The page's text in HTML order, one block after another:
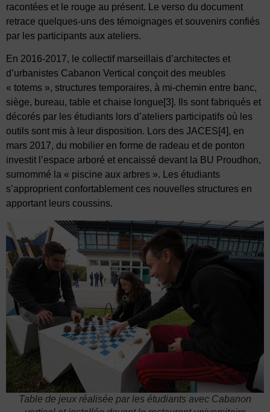
racontées et le rouge au présent. Le verso du document
retrace quelques-uns des témoignages et souvenirs confiés
par les participants aux ateliers.
En 2016-2017, le collectif marseillais d’architectes et
d’urbanistes Cabanon Vertical conçoit des meubles
« totems », structures temporaires, à mi-chemin entre banc,
siège, bureau, table et chaise longue[3]. Ils sont fabriqués et
décorés par les étudiants lors d’ateliers participatifs où les
outils sont mis à leur disposition. Lors des JACES[4], en
mars 2017, du mobilier en forme de radeau et de ponton
investit l’espace arboré et encaissé devant la BU Proudhon,
surnommé la « piscine aux arbres ». Les étudiants
s’approprient confortablement ces nouvelles structures en
apportant leurs coussins.
Table de jeux réalisée par les étudiants avec Cabanon